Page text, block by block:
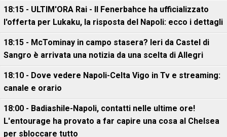
18:15 - ULTIM'ORA Rai - Il Fenerbahce ha ufficializzato
l'offerta per Lukaku, la risposta del Napoli: ecco i dettagli
18:15 - McTominay in campo stasera? Ieri da Castel di
Sangro è arrivata una notizia da una scelta di Allegri
18:10 - Dove vedere Napoli-Celta Vigo in Tv e streaming:
canale e orario
18:00 - Badiashile-Napoli, contatti nelle ultime ore!
L'entourage ha provato a far capire una cosa al Chelsea
per sbloccare tutto